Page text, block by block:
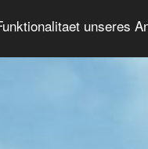
unseres
Trauerforum